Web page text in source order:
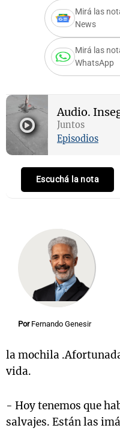
Mirá las
News
Mirá las
WhatsApp
Audio.
Juntos
Episodios
Escuchá la nota
Por Fernando Genesir
la mochila
vida.
- Hoy tenemos que
salvajes. Están las
Notas